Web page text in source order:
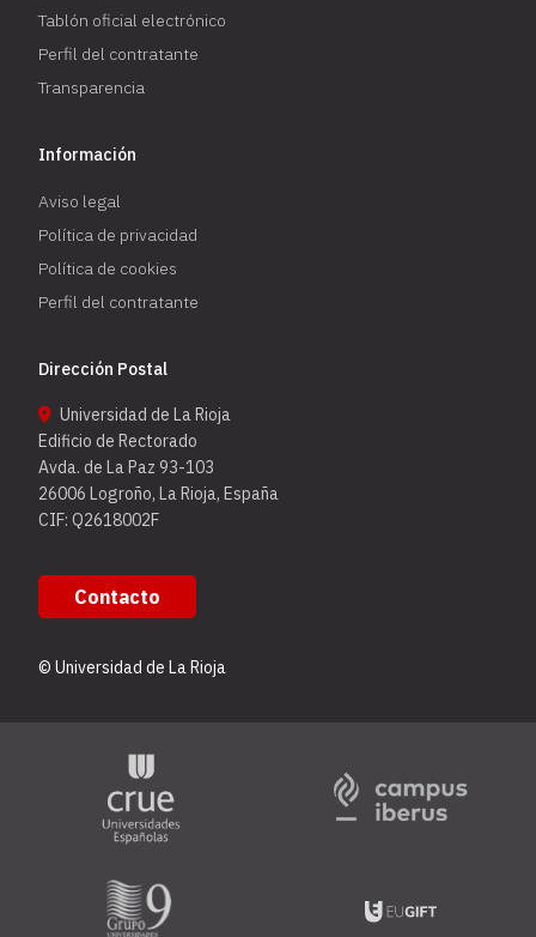
Tablón oficial electrónico
Perfil del contratante
Transparencia
Información
Aviso legal
Política de privacidad
Política de cookies
Perfil del contratante
Dirección Postal
Universidad de La Rioja
Edificio de Rectorado
Avda. de La Paz 93-103
26006 Logroño, La Rioja, España
CIF: Q2618002F
Contacto
© Universidad de La Rioja